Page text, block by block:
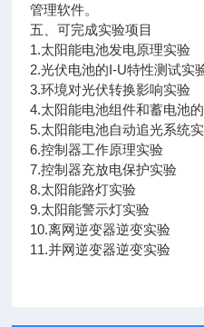
管理软件。
五、可完成实验项目
1.太阳能电池发电原理实验
2.光伏电池的I-U特性测试实
3.环境对光伏转换影响实验
4.太阳能电池组件和蓄电池
5.太阳能电池自动追光系统
6.控制器工作原理实验
7.控制器充放电保护实验
8.太阳能路灯实验
9.太阳能警示灯实验
10.离网逆变器逆变实验
11.并网逆变器逆变实验